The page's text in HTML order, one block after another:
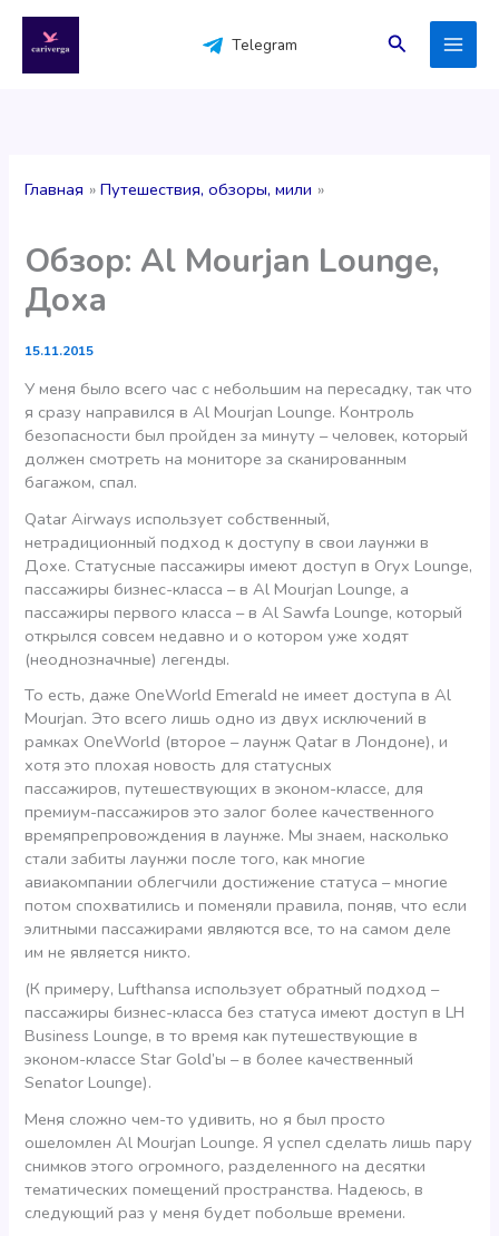
содержимому
Telegram Поиск
Главная Путешествия, обзоры, мили
Обзор: Al Mourjan Lounge,
Доха
15.11.2015
У меня было всего час с небольшим на пересадку, так что
я сразу направился в Al Mourjan Lounge. Контроль
безопасности был пройден за минуту – человек, который
должен смотреть на мониторе за сканированным
багажом, спал.
Qatar Airways использует собственный,
нетрадиционный подход к доступу в свои лаунжи в
Дохе. Статусные пассажиры имеют доступ в Oryx Lounge,
пассажиры бизнес-класса – в Al Mourjan Lounge, а
пассажиры первого класса – в Al Sawfa Lounge, который
открылся совсем недавно и о котором уже ходят
(неоднозначные) легенды.
То есть, даже OneWorld Emerald не имеет доступа в Al
Mourjan. Это всего лишь одно из двух исключений в
рамках OneWorld (второе – лаунж Qatar в Лондоне), и
хотя это плохая новость для статусных
пассажиров, путешествующих в эконом-классе, для
премиум-пассажиров это залог более качественного
времяпрепровождения в лаунже. Мы знаем, насколько
стали забиты лаунжи после того, как многие
авиакомпании облегчили достижение статуса – многие
потом спохватились и поменяли правила, поняв, что если
элитными пассажирами являются все, то на самом деле
им не является никто.
(К примеру, Lufthansa использует обратный подход –
пассажиры бизнес-класса без статуса имеют доступ в LH
Business Lounge, в то время как путешествующие в
эконом-классе Star Gold’ы – в более качественный
Senator Lounge).
Меня сложно чем-то удивить, но я был просто
ошеломлен Al Mourjan Lounge. Я успел сделать лишь пару
снимков этого огромного, разделенного на десятки
тематических помещений пространства. Надеюсь, в
следующий раз у меня будет побольше времени.